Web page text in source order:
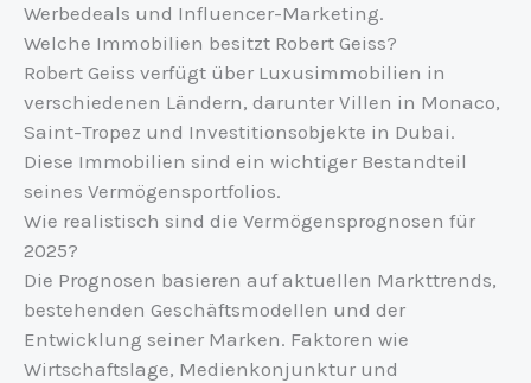
Werbedeals und Influencer-Marketing.
Welche Immobilien besitzt Robert Geiss?
Robert Geiss verfügt über Luxusimmobilien in
verschiedenen Ländern, darunter Villen in Monaco,
Saint-Tropez und Investitionsobjekte in Dubai.
Diese Immobilien sind ein wichtiger Bestandteil
seines Vermögensportfolios.
Wie realistisch sind die Vermögensprognosen für
2025?
Die Prognosen basieren auf aktuellen Markttrends,
bestehenden Geschäftsmodellen und der
Entwicklung seiner Marken. Faktoren wie
Wirtschaftslage, Medienkonjunktur und